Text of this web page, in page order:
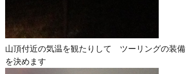
山頂付近の気温を観たりして ツーリングの装備
を決めます